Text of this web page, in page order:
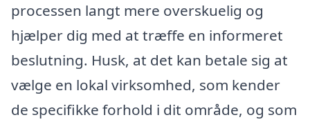
processen langt mere overskuelig og
hjælper dig med at træffe en informeret
beslutning. Husk, at det kan betale sig at
vælge en lokal virksomhed, som kender
de specifikke forhold i dit område, og som